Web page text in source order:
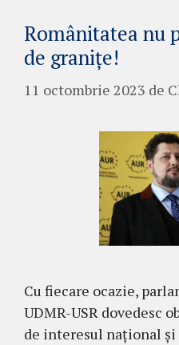
Românitatea nu
de granițe!
11 octombrie 2023 de
Cu fiecare ocazie,
UDMR-USR dovedesc
de interesul național și